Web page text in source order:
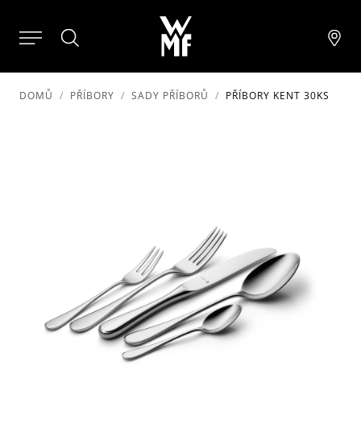
DOMŮ PŘÍBORY SADY PŘÍBORŮ PŘÍBORY KENT 30KS